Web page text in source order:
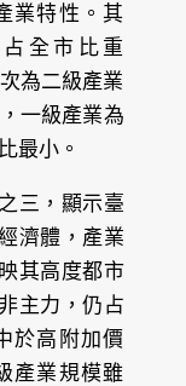
業特性。其
全市比重
為二級產業
一級產業為
最小。
三，顯示臺
濟體，產業
其高度都市
主力，仍占
於高附加價
產業規模雖